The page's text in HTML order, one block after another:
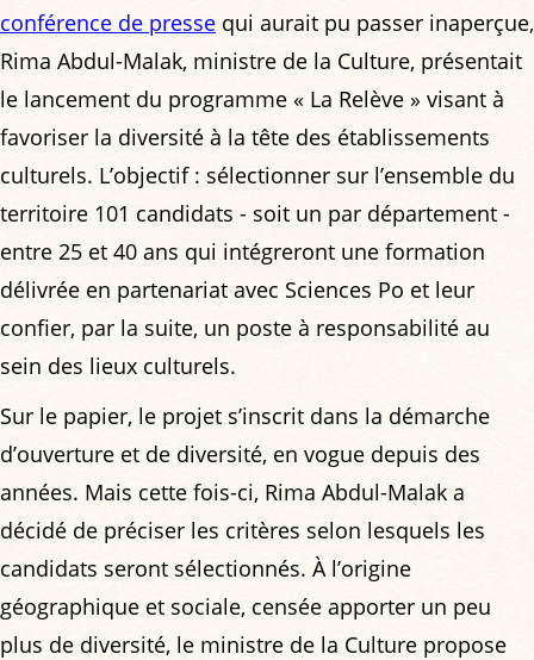
conférence de presse qui aurait pu passer inaperçue,
Rima Abdul-Malak, ministre de la Culture, présentait
le lancement du programme « La Relève » visant à
favoriser la diversité à la tête des établissements
culturels. L’objectif : sélectionner sur l’ensemble du
territoire 101 candidats - soit un par département -
entre 25 et 40 ans qui intégreront une formation
délivrée en partenariat avec Sciences Po et leur
confier, par la suite, un poste à responsabilité au
sein des lieux culturels.
Sur le papier, le projet s’inscrit dans la démarche
d’ouverture et de diversité, en vogue depuis des
années. Mais cette fois-ci, Rima Abdul-Malak a
décidé de préciser les critères selon lesquels les
candidats seront sélectionnés. À l’origine
géographique et sociale, censée apporter un peu
plus de diversité, le ministre de la Culture propose